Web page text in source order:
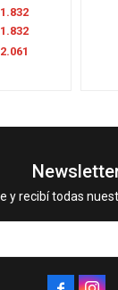
1.832
1.832
2.061
y recibí todas